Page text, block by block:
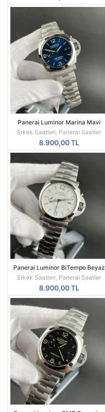
Panerai Luminor Marina Mavi
Kadran Otomatik Erkek Saat
Erkek Saatleri Panerai Saatler
8.900,00TL
Panerai Luminor BiTempo Beyaz
Kadran Otomatik Erkek Saat
Erkek Saatleri, Panerai Saatler
8.900,00TL